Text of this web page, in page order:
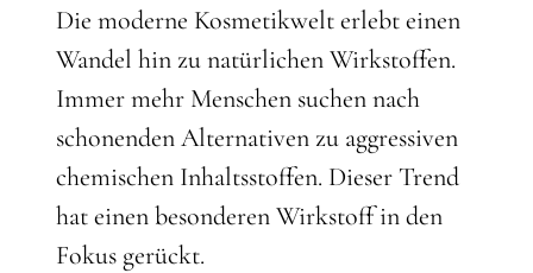
Die moderne Kosmetikwelt erlebt einen
Wandel hin zu natürlichen Wirkstoffen.
Immer mehr Menschen suchen nach
schonenden Alternativen zu aggressiven
chemischen Inhaltsstoffen. Dieser Trend
hat einen besonderen Wirkstoff in den
Fokus gerückt.